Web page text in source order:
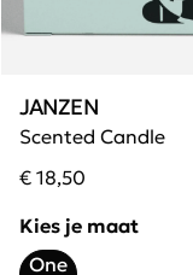
Scented Candle
JANZEN
€ 18,50
Kies je maat
One